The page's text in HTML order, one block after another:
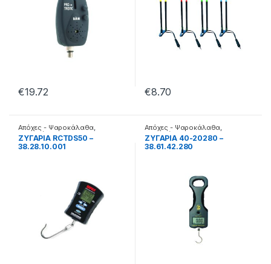
€19.72 €8.70
Απόχες - Ψαροκάλαθα
Ζυγαριές
ΖΥΓΑΡΙΑ RCTDS50 –
38.28.10.001
Απόχες - Ψαροκάλαθα
Ζυγαριές
ΖΥΓΑΡΙΑ 40-20280 –
38.61.42.280